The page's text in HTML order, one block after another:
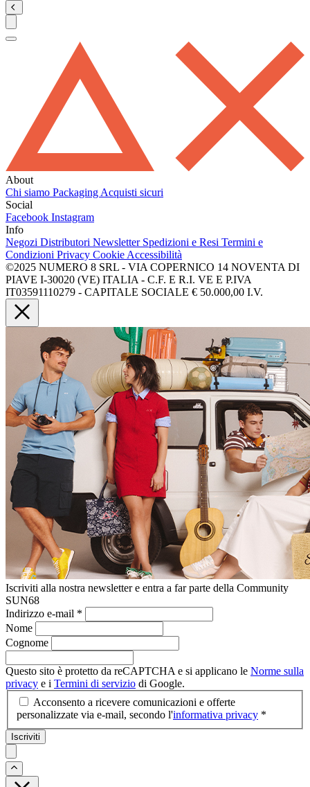
About
Chi siamo Packaging Acquisti sicuri
Social
Facebook Instagram
Info
Negozi Distributori Newsletter Spedizioni e Resi Termini e
Condizioni Privacy Cookie Accessibilità
©2025 NUMERO 8 SRL - VIA COPERNICO 14 NOVENTA DI
PIAVE I-30020 (VE) ITALIA - C.F. E R.I. VE E P.IVA
IT03591110279 - CAPITALE SOCIALE € 50.000,00 I.V.
Iscriviti alla nostra newsletter e entra a far parte della Community
SUN68
Indirizzo e-mail *
Nome
Cognome
Questo sito è protetto da reCAPTCHA e si applicano le Norme sulla
privacy e i Termini di servizio di Google.
Acconsento a ricevere comunicazioni e offerte
personalizzate via e-mail, secondo l'informativa privacy *
Iscriviti